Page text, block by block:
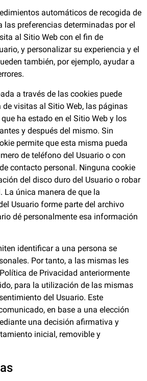
automáticos de recogida de
preferencias determinadas por el
al Sitio Web con el fin de
y personalizar su experiencia y el
también, por ejemplo, ayudar a
a través de las cookies puede
visitas al Sitio Web, las páginas
ha estado en el Sitio Web y los
y después del mismo. Sin
permite que esta misma pueda
de teléfono del Usuario o con
contacto personal. Ninguna cookie
del disco duro del Usuario o robar
La única manera de que la
Usuario forme parte del archivo
dé personalmente esa información
identificar a una persona se
Por tanto, a las mismas les
de Privacidad anteriormente
para la utilización de las mismas
del Usuario. Este
en base a una elección
una decisión afirmativa y
inicial, removible y